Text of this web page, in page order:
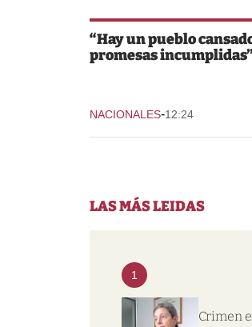
“Hay un pueblo
promesas
NACIONALES-12:24
LAS MÁS LEIDAS
1
Crimen